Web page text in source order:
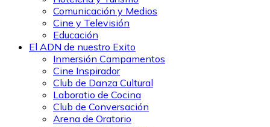
Comunicación y Medios
Cine y Televisión
Educación
El ADN de nuestro Exito
Inmersión Campamentos
Cine Inspirador
Club de Danza Cultural
Laboratio de Cocina
Club de Conversación
Arena de Oratorio